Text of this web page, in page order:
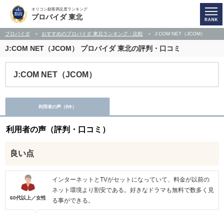
オリコン顧客満足度ランキング
プロバイダ 東北
プロバイダ おすすめのプロバイダ 東北ランキング・比較 J:COM NET（JCOM）
J:COM NET（JCOM） プロバイダ 東北の評判・口コミ
J:COM NET（JCOM）
利用者の声（8件）
利用者の声（評判・口コミ）
良い点
60代以上／女性
インターネットとTVがセットになっていて、料金が以前の
ネット環境より割安である。好きなドラマも無料で数多く見
る事ができる。